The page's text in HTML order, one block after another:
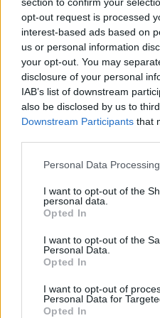
opt-out request is processed
interest-based ads based on
us or personal information
your opt-out. You may
disclosure of your personal
IAB’s list of downstream
also be disclosed by us to
Downstream Participants that
Personal Data
I want to opt-out of the
personal data.
Opted In
I want to opt-out of the
Personal Data.
Opted In
I want to opt-out of
Personal Data for
Opted In
iskolai erőszak
iskolai támadás
baleset-bűnügy
diák erőszak
Hozzászólások
Hana György:
Az új kormány az elődökétől
stratégiával kezdte meg
optimizmust ébresztett és éltet.
alázott ágazatban, mint az